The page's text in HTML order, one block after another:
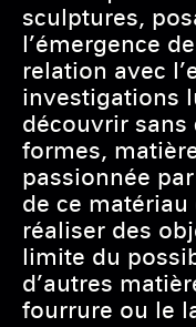
sculptures,
l’émergence
relation avec
investigations
découvrir sans
formes,
passionnée
de ce
réaliser des
limite du
d’autres
fourrure ou le